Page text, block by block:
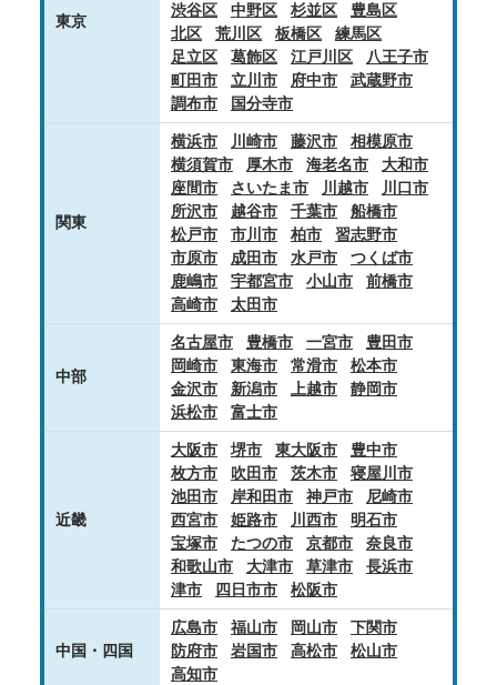
東京
渋谷区
中野区 杉並区
豊島区
北区
荒川区 板橋区
練馬区
足立区
葛飾区 江戸川区
八王子市
町田市
立川市 府中市
武蔵野市
調布市
国分寺市
関東
横浜市 川崎市 藤沢市
相模原市
横須賀市
厚木市 海老名市
大和市
座間市
さいたま市 川越市
川口市
所沢市
越谷市 千葉市
船橋市
松戸市
市川市 柏市
習志野市
市原市
成田市 水戸市
つくば市
鹿嶋市
宇都宮市 小山市
前橋市
高崎市
太田市
中部
名古屋市 豊橋市 一宮市
豊田市
岡崎市
東海市 常滑市
松本市
金沢市
新潟市 上越市
静岡市
浜松市
富士市
近畿
大阪市 堺市 東大阪市
豊中市
枚方市
吹田市 茨木市
寝屋川市
池田市
岸和田市 神戸市
尼崎市
西宮市
姫路市 川西市
明石市
宝塚市
たつの市 京都市
奈良市
和歌山市
大津市 草津市
長浜市
津市
四日市市 松阪市
中国・四国
広島市 福山市 岡山市
下関市
防府市
岩国市 高松市
松山市
高知市